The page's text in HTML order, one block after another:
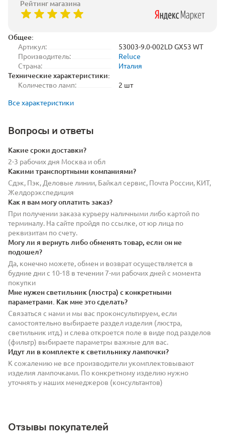
Общее:
Артикул:
53003-9.0-002LD GX53 WT
Производитель:
Reluce
Страна:
Италия
Технические характеристики:
Количество ламп:
2 шт
Все характеристики
Вопросы и ответы
Какие сроки доставки?
2-3 рабочих дня Москва и обл
Какими транспортными компаниями?
Сдэк, Пэк, Деловые линии, Байкал сервис, Почта России, КИТ,
Желдорэкспедиция
Как я вам могу оплатить заказ?
При получении заказа курьеру наличными либо картой по
терминалу. На сайте пройдя по ссылке, от юр лица по
реквизитам по счету.
Могу ли я вернуть либо обменять товар, если он не
подошел?
Да, конечно можете, обмен и возврат осуществляется в
будние дни с 10-18 в течении 7-ми рабочих дней с момента
покупки
Мне нужен светильник (люстра) с конкретными
параметрами. Как мне это сделать?
Связаться с нами и мы вас проконсультируем, если
самостоятельно выбираете раздел изделия (люстра,
светильник итд.) и слева откроется поле в виде под разделов
(фильтр) выбираете параметры важные для вас.
Идут ли в комплекте к светильнику лампочки?
К сожалению не все производители укомплектовывают
изделия лампочками. По конкретному изделию нужно
уточнять у наших менеджеров (консультантов)
Рейтинг магазина
Отзывы покупателей